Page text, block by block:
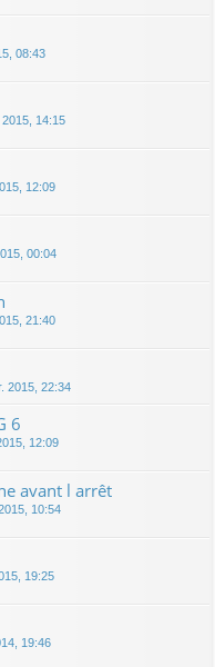
08:43
2015, 14:15
12:09
00:04
21:40
2015, 22:34
6
12:09
avant l arrêt
10:54
19:25
19:46